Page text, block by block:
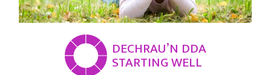
DECHRAU’N DDA
STARTING WELL